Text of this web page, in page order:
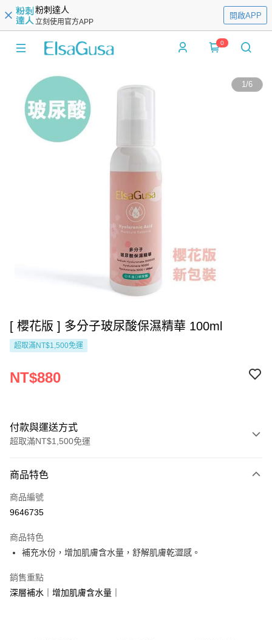
粉刺達人
立刻使用官方APP
開啟APP
0
1/6
[ 櫻花版 ] 多分子玻尿酸保濕精華 100ml
超取滿NT$1,500免運
NT$880
付款與運送方式
超取滿NT$1,500免運
信用卡一次付款
Apple Pay
ATM付款
運送方式
付款後全家取貨
商品特色
商品編號
9646735
商品特色
補充水份，增加肌膚含水量，舒解肌膚乾澀感。
銷售重點
深層補水｜增加肌膚含水量｜